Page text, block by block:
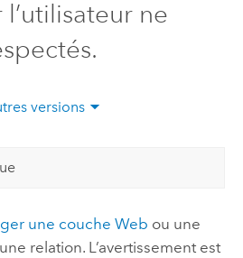
ne
versions
une couche Web ou une
relation. L’avertissement est